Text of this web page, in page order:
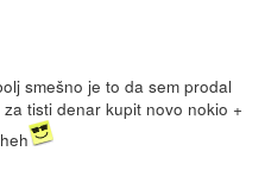
smešno je to da sem prodal
tisti denar kupit novo nokio +